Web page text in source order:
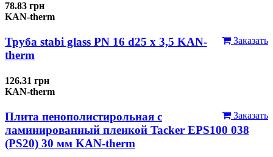
78.83 грн
KAN-therm
Заказать
Труба stabi glass PN 16 d25 х 3,5 KAN-
therm
126.31 грн
KAN-therm
Заказать
Плита пенополистирольная с
ламинированный пленкой Tacker EPS100 038
(PS20) 30 мм KAN-therm